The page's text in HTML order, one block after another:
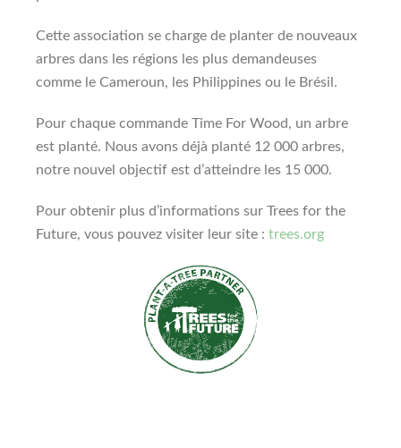
Cette association se charge de planter de nouveaux
arbres dans les régions les plus demandeuses
comme le Cameroun, les Philippines ou le Brésil.
Pour chaque commande Time For Wood, un arbre
est planté. Nous avons déjà planté 12 000 arbres,
notre nouvel objectif est d’atteindre les 15 000.
Pour obtenir plus d’informations sur Trees for the
Future, vous pouvez visiter leur site : trees.org